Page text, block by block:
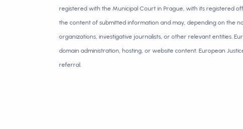
registered with the Municipal Court in Prague, with its registered
the content of submitted information and may, depending on the
organizations, investigative journalists, or other relevant entities.
domain administration, hosting, or website content. European
referral.